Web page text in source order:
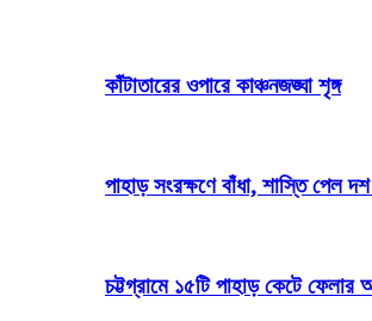
কাঁটাতারের ওপারে কাঞ্চনজঙ্ঘা শৃঙ্গ
পাহাড় সংরক্ষণে বাঁধা, শাস্তি পেল
চট্টগ্রামে ১৫টি পাহাড় কেটে ফেলার